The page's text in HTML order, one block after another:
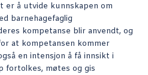
er å utvide kunnskapen om
barnehagefaglig
kompetanse blir anvendt, og
at kompetansen kommer
en intensjon å få innsikt i
fortolkes, møtes og gis